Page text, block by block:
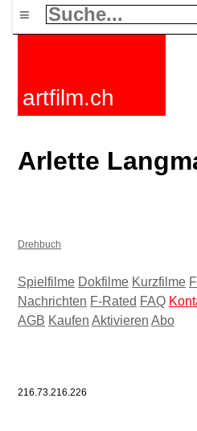
≡
artfilm.ch
Arlette
Drehbuch
Spielfilme Dokfilme Kurzfilme
Nachrichten F-Rated FAQ
AGB Kaufen Aktivieren Abo
216.73.216.226